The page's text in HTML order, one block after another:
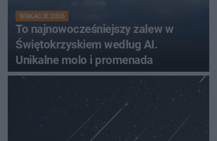
WAKACJE 2026
To najnowocześniejszy zalew w
Świętokrzyskiem według AI.
Unikalne molo i promenada